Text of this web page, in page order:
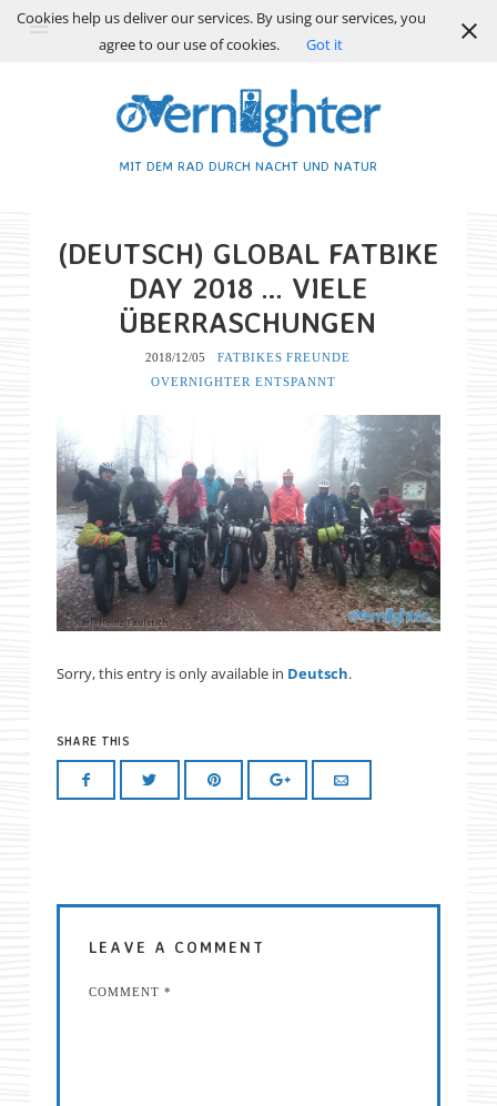
MIT DEM RAD DURCH NACHT UND NATUR
(DEUTSCH) GLOBAL FATBIKE
DAY 2018 … VIELE
ÜBERRASCHUNGEN
2018/12/05 FATBIKES FREUNDE
OVERNIGHTER ENTSPANNT
Sorry, this entry is only available in Deutsch.
SHARE THIS
LEAVE A COMMENT
COMMENT *
Cookies help us deliver our services. By using our services, you
agree to our use of cookies.
Got it